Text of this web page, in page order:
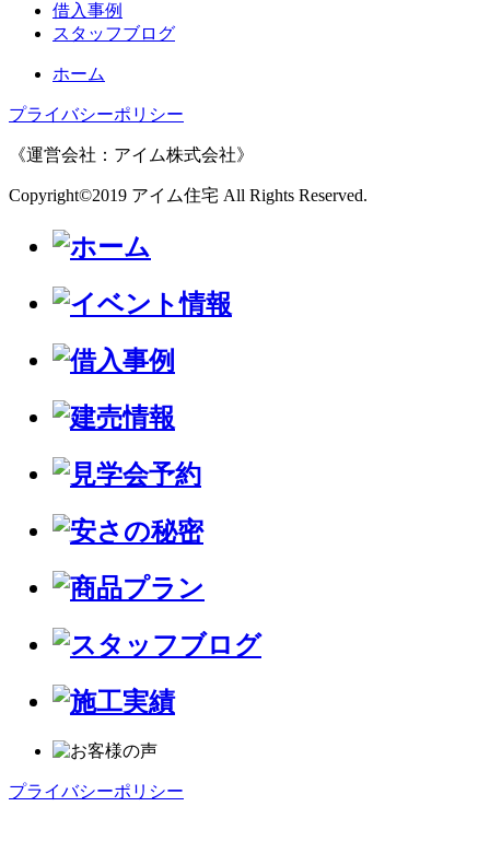
借入事例
スタッフブログ
ホーム
プライバシーポリシー
《運営会社：アイム株式会社》
Copyright©2019 アイム住宅 All Rights Reserved.
プライバシーポリシー